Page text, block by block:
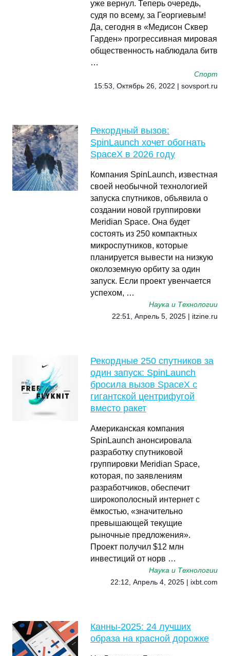
уже вернул. Теперь очередь,
судя по всему, за Георгиевым!
Да, сегодня в «Медисон Сквер
Гарден» прогрессивная мировая
общественность наблюдала битв
…
Спорт
15:53, Октябрь 26, 2022 | sovsport.ru
Рекордный вызов:
SpinLaunch хочет обогнать
SpaceX в 2026 году
Компания SpinLaunch, известная
своей необычной технологией
запуска спутников, объявила о
создании новой группировки
Meridian Space. Она будет
состоять из 250 компактных
микроспутников, которые
планируется вывести на низкую
околоземную орбиту за один
запуск. Если проект увенчается
успехом, …
Наука и Технологии
22:51, Апрель 5, 2025 | itzine.ru
Рекордные 250 спутников за
один запуск: SpinLaunch
бросила вызов SpaceX с
гигантской центрифугой
вместо ракет
Американская компания
SpinLaunch анонсировала
разработку спутниковой
группировки Meridian Space,
которая, по заявлениям
разработчиков, обеспечит
широкополосный интернет с
ёмкостью, «значительно
превышающей текущие
рыночные предложения».
Проект получил $12 млн
инвестиций от норв …
Наука и Технологии
22:12, Апрель 4, 2025 | ixbt.com
Канны-2025: 24 лучших
образа на красной дорожке